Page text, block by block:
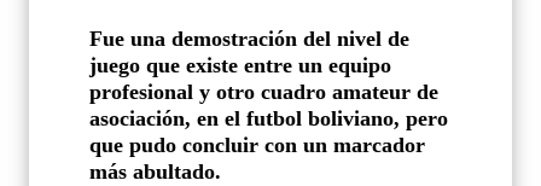
Fue una demostración del nivel de
juego que existe entre un equipo
profesional y otro cuadro amateur de
asociación, en el futbol boliviano, pero
que pudo concluir con un marcador
más abultado.